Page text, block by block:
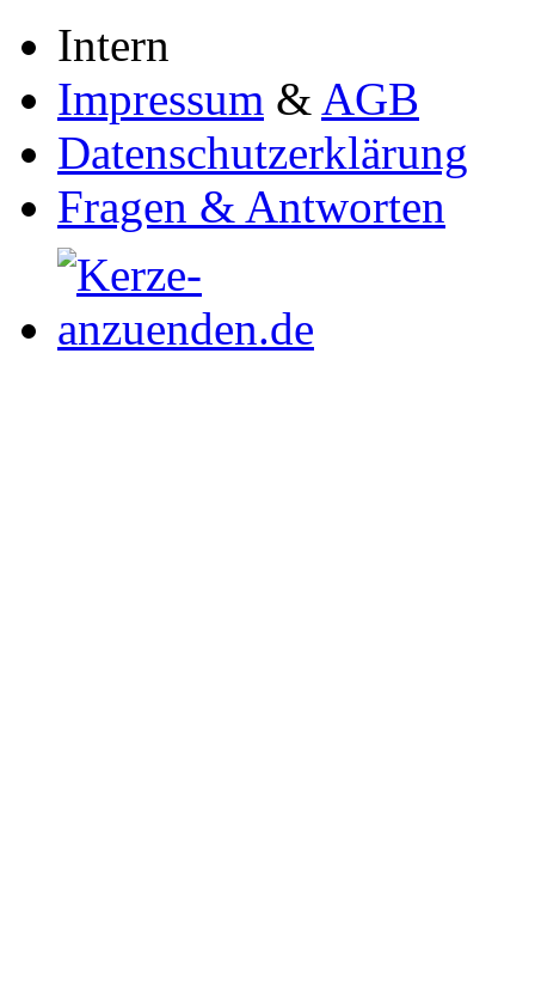
Intern
Impressum & AGB
Datenschutzerklärung
Fragen & Antworten